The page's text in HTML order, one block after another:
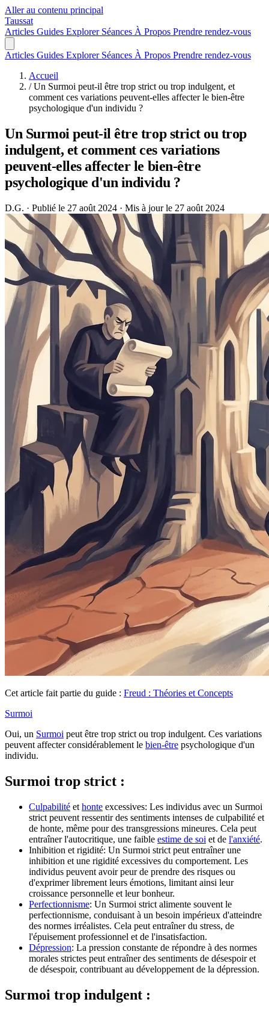
Aller au contenu principal
Taussat
Articles Guides Explorer Séances À Propos Prendre rendez-vous
Articles Guides Explorer Séances À Propos Prendre rendez-vous
Accueil
/ Un Surmoi peut-il être trop strict ou trop indulgent, et
comment ces variations peuvent-elles affecter le bien-être
psychologique d'un individu ?
Un Surmoi peut-il être trop strict ou trop
indulgent, et comment ces variations
peuvent-elles affecter le bien-être
psychologique d'un individu ?
D.G. · Publié le 27 août 2024 · Mis à jour le 27 août 2024
Cet article fait partie du guide : Freud : Théories et Concepts
Surmoi
Oui, un Surmoi peut être trop strict ou trop indulgent. Ces variations
peuvent affecter considérablement le bien-être psychologique d'un
individu.
Surmoi trop strict :
Culpabilité et honte excessives: Les individus avec un Surmoi
strict peuvent ressentir des sentiments intenses de culpabilité et
de honte, même pour des transgressions mineures. Cela peut
entraîner l'autocritique, une faible estime de soi et de l'anxiété.
Inhibition et rigidité: Un Surmoi strict peut entraîner une
inhibition et une rigidité excessives du comportement. Les
individus peuvent avoir peur de prendre des risques ou
d'exprimer librement leurs émotions, limitant ainsi leur
croissance personnelle et leur bonheur.
Perfectionnisme: Un Surmoi strict alimente souvent le
perfectionnisme, conduisant à un besoin impérieux d'atteindre
des normes irréalistes. Cela peut entraîner du stress, de
l'épuisement professionnel et de l'insatisfaction.
Dépression: La pression constante de répondre à des normes
morales strictes peut entraîner des sentiments de désespoir et
de désespoir, contribuant au développement de la dépression.
Surmoi trop indulgent :